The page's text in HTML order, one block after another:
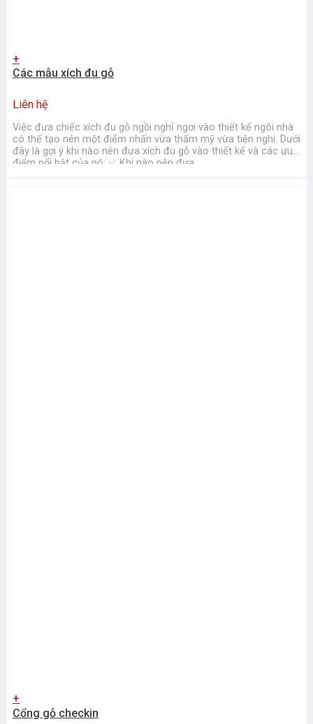
+
Các mẫu xích đu gỗ
Liên hệ
Việc đưa chiếc xích đu gỗ ngồi nghỉ ngơi vào thiết kế ngôi nhà
có thể tạo nên một điểm nhấn vừa thẩm mỹ vừa tiện nghi. Dưới
đây là gợi ý khi nào nên đưa xích đu gỗ vào thiết kế và các ưu
điểm nổi bật của nó: ✅ Khi nào nên đưa ...
+
Cổng gỗ checkin